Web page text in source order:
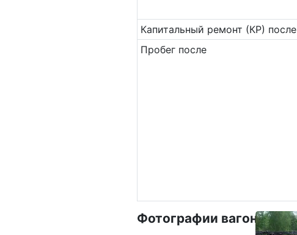
Ка­пи­таль­ный ремонт (КР) после
Пробег после
Фотографии вагона